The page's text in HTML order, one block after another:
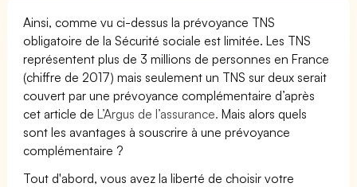
Ainsi, comme vu ci-dessus la prévoyance TNS
obligatoire de la Sécurité sociale est limitée. Les TNS
représentent plus de 3 millions de personnes en France
(chiffre de 2017) mais seulement un TNS sur deux serait
couvert par une prévoyance complémentaire d’après
cet article deL’Argus de l’assurance. Mais alors quels
sont les avantages à souscrire à une prévoyance
complémentaire ?
Tout d'abord, vous avez la liberté de choisir votre